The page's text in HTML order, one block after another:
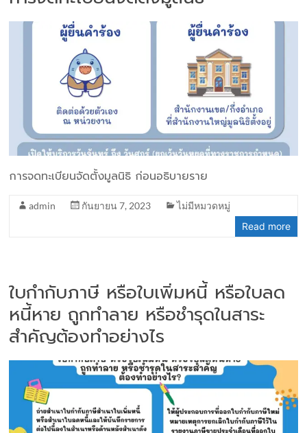
การจดทะเบียนจัดตั้งมูลนิธิ ก่อนอธิบายราย
admin กันยายน 7, 2023
ไม่มีหมวดหมู่
Read more
ใบกำกับภาษี หรือใบเพิ่มหนี้ หรือใบลด
หนี้หาย ถูกทำลาย หรือชำรุดในสาระ
สำคัญต้องทำอย่างไร